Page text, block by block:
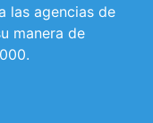
las agencias de
manera de